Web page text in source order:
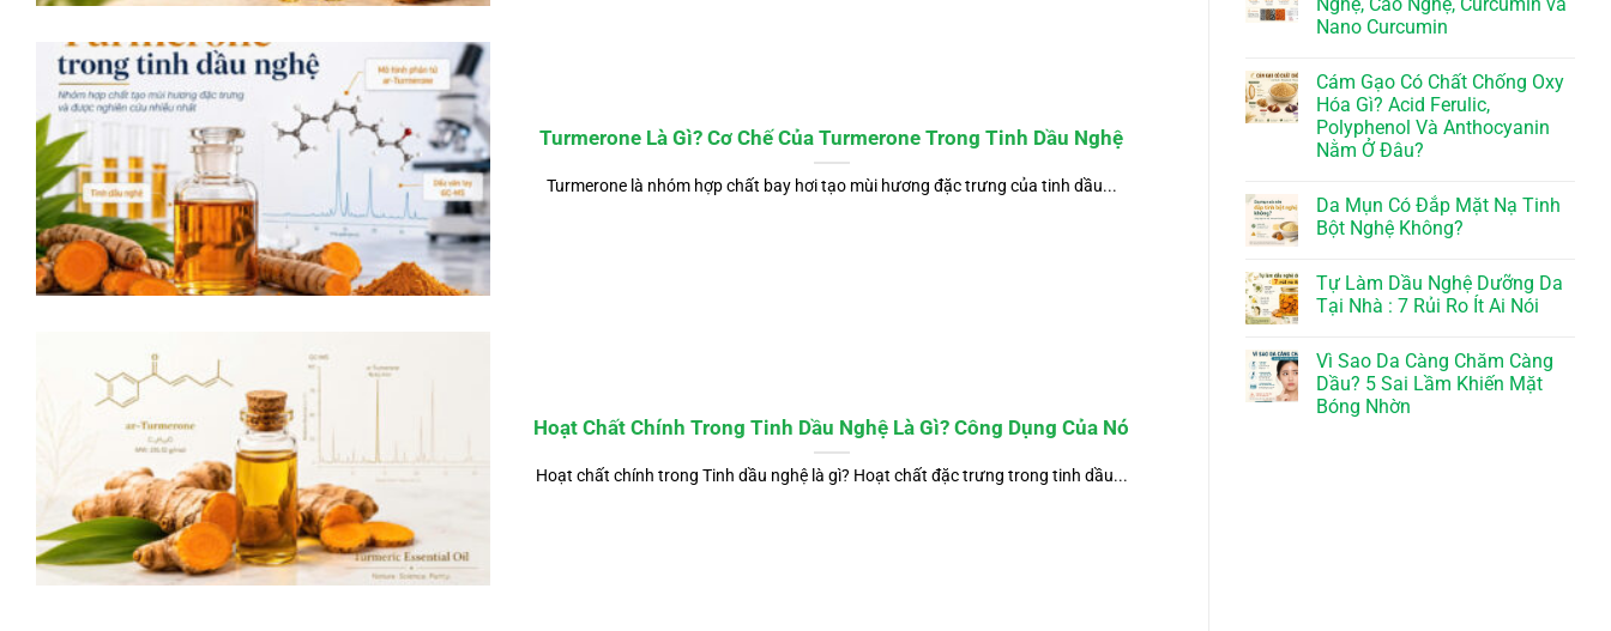
Turmerone Là Gì? Cơ Chế Của Turmerone Trong Tinh Dầu Nghệ
Turmerone là nhóm hợp chất bay hơi tạo mùi hương đặc trưng của tinh dầu...
Hoạt Chất Chính Trong Tinh Dầu Nghệ Là Gì? Công Dụng Của Nó
Hoạt chất chính trong Tinh dầu nghệ là gì? Hoạt chất đặc trưng trong tinh dầu...
Nano Curcumin
Cám Gạo Có Chất Chống Oxy
Hóa Gì? Acid Ferulic,
Polyphenol Và Anthocyanin
Nằm Ở Đâu?
Da Mụn Có Đắp Mặt Nạ Tinh
Bột Nghệ Không?
Tự Làm Dầu Nghệ Dưỡng Da
Tại Nhà : 7 Rủi Ro Ít Ai Nói
Vì Sao Da Càng Chăm Càng
Dầu? 5 Sai Lầm Khiến Mặt
Bóng Nhờn